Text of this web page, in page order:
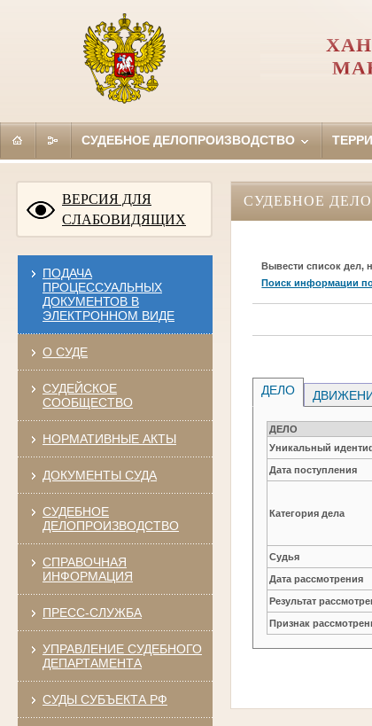
СУДЕБНОЕ ДЕЛОПРОИЗВОДСТВО
ВЕРСИЯ ДЛЯ
СЛАБОВИДЯЩИХ
ПОДАЧА
ПРОЦЕССУАЛЬНЫХ
ДОКУМЕНТОВ В
ЭЛЕКТРОННОМ ВИДЕ
О СУДЕ
СУДЕЙСКОЕ
СООБЩЕСТВО
НОРМАТИВНЫЕ АКТЫ
ДОКУМЕНТЫ СУДА
СУДЕБНОЕ
ДЕЛОПРОИЗВОДСТВО
СПРАВОЧНАЯ
ИНФОРМАЦИЯ
ПРЕСС-СЛУЖБА
УПРАВЛЕНИЕ СУДЕБНОГО
ДЕПАРТАМЕНТА
СУДЫ СУБЪЕКТА РФ
СУДЕБНОЕ
Вывести список дел,
Поиск информации
ДЕЛО
ДЕЛО
Уникальный
Дата поступления
Категория дела
Судья
Дата рассмотрения
Результат
Признак